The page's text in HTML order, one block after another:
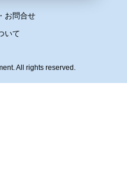
いて
All rights reserved.